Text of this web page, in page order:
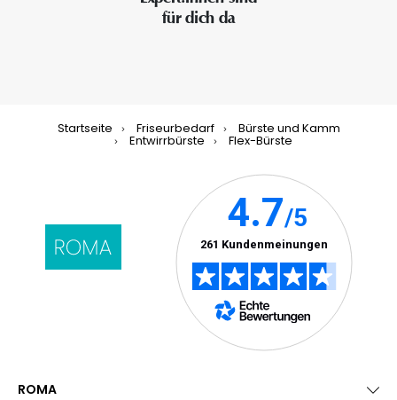
für dich da
Startseite Friseurbedarf Bürste und Kamm
Entwirrbürste Flex-Bürste
ROMA